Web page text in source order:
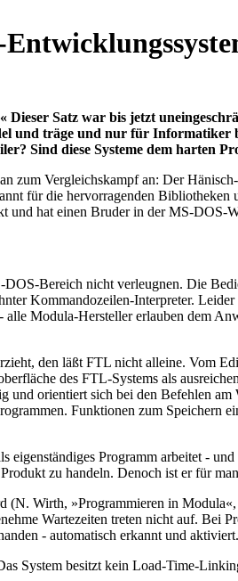
Dieser Satz war bis jetzt
und träge und nur für Informatiker
Sind diese Systeme dem harten
zum Vergleichskampf an: Der
für die hervorragenden
und hat einen Bruder in der MS-DOS-
Bereich nicht verleugnen. Die
Kommandozeilen-Interpreter.
Modula-Hersteller erlauben dem
den läßt FTL nicht alleine. Vom
des FTL-Systems als
und orientiert sich bei den Befehlen
Funktionen zum Speichern
eigenständiges Programm arbeitet -
zu handeln. Denoch ist er für
Wirth, »Programmieren in
Wartezeiten treten nicht auf. Bei
- automatisch erkannt und aktiviert.
System besitzt kein Load-Time-